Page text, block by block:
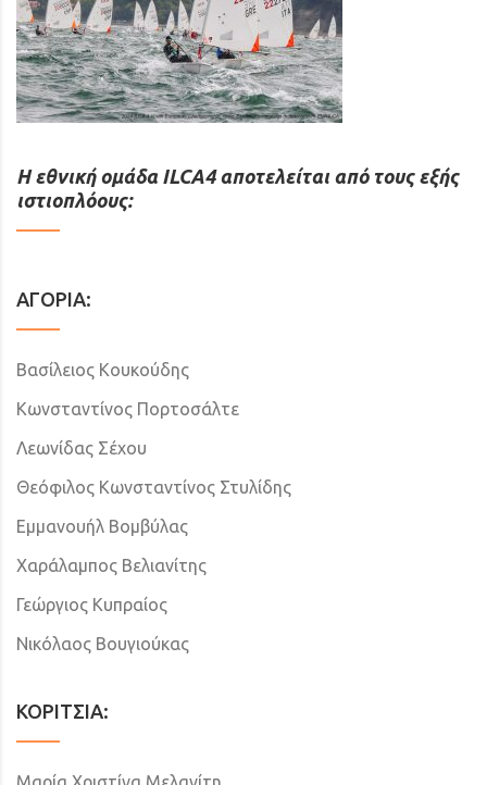
Η εθνική ομάδα ILCA4 αποτελείται από τους εξής
ιστιοπλόους:
ΑΓΟΡΙΑ:
Βασίλειος Κουκούδης
Κωνσταντίνος Πορτοσάλτε
Λεωνίδας Σέχου
Θεόφιλος Κωνσταντίνος Στυλίδης
Εμμανουήλ Βομβύλας
Χαράλαμπος Βελιανίτης
Γεώργιος Κυπραίος
Νικόλαος Βουγιούκας
ΚΟΡΙΤΣΙΑ: